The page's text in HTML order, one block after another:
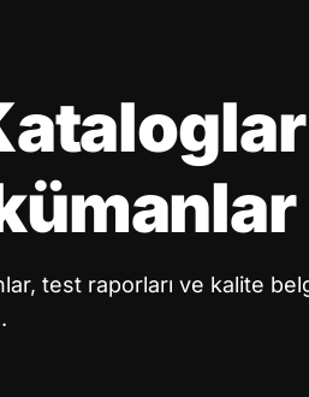
test raporları ve kalite